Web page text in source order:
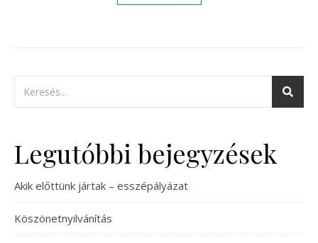
Legutóbbi bejegyzések
Akik előttünk jártak – esszépályázat
Köszönetnyilvánítás